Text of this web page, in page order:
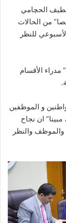
الحچامي
الموافق ٢٥ تموز ٢٠٢٣ نحو ١٨٥ شخصا” من الحالات
للنظر
مدراء الأقسام
و الموظفين
ان نجاح
والنظر